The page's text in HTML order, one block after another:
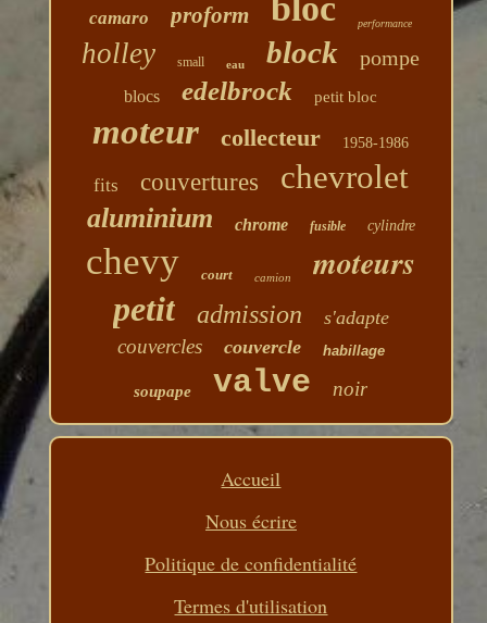
camaro proform bloc performance
holley small eau block pompe
blocs edelbrock petit bloc
moteur collecteur 1958-1986
fits couvertures chevrolet
aluminium chrome fusible cylindre
chevy court camion moteurs
petit admission s'adapte
couvercles couvercle habillage
soupape valve noir
Accueil
Nous écrire
Politique de confidentialité
Termes d'utilisation